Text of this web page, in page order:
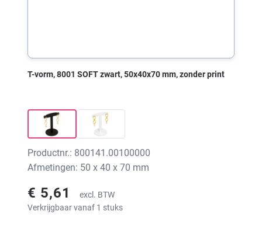
T-vorm, 8001 SOFT zwart, 50x40x70 mm, zonder print
Productnr.: 800141.00100000
Afmetingen: 50 x 40 x 70 mm
€ 5,61
excl. BTW
Verkrijgbaar vanaf 1 stuks